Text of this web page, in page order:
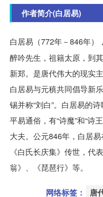
作者简介(白居易)
白居易（772年－846年）
醉吟先生，祖籍太原，到
新郑。是唐代伟大的现实
白居易与元稹共同倡导新
锡并称“刘白”。白居易的
平易通俗，有“诗魔”和“诗
大夫。公元846年，白居
《白氏长庆集》传世，代
翁》、《琵琶行》等。
网络标签： 唐